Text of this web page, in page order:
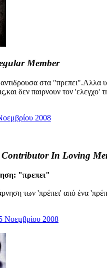
Member
στα "πρεπει".Αλλα
δεν παιρνουν τον 'ελεγχο'
2008
Contributor In Loving
"πρεπει"
των 'πρέπει' από ένα
Νοεμβρίου 2008